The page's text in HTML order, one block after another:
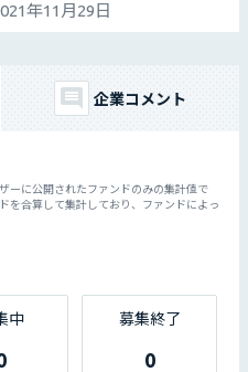
株式会社ふくおかフィナン
プ傘下
年11月29日
企業コメント
ーに公開されたファンドのみの集計値で
を合算して集計しており、ファンドによっ
中 募集終了
0